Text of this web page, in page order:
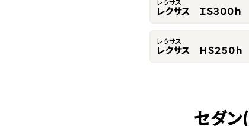
レクサス ＩＳ３００ｈ
レクサス
レクサス ＨＳ２５０ｈ
セダ